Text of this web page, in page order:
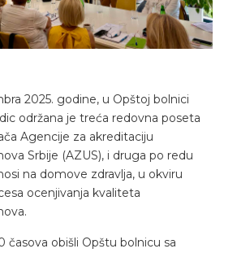
2025. godine, u Opštoj bolnici
održana je treća redovna poseta
Agencije za akreditaciju
Srbije (AZUS), i druga po redu
na domove zdravlja, u okviru
ocenjivanja kvaliteta
časova obišli Opštu bolnicu sa